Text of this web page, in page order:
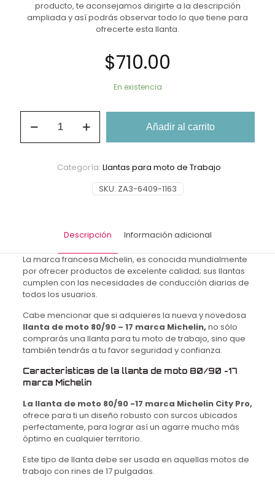
producto, te aconsejamos dirigirte a la descripción
ampliada y así podrás observar todo lo que tiene para
ofrecerte esta llanta.
$710.00
En existencia
Añadir al carrito
SKU: ZA3-6409-1163
Categoría: Llantas para moto de Trabajo
Descripción Información adicional
La marca francesa Michelin, es conocida mundialmente
por ofrecer productos de excelente calidad; sus llantas
cumplen con las necesidades de conducción diarias de
todos los usuarios.
Cabe mencionar que si adquieres la nueva y novedosa
llanta de moto 80/90 – 17 marca Michelin, no sólo
comprarás una llanta para tu moto de trabajo, sino que
también tendrás a tu favor seguridad y confianza.
Características de la llanta de moto 80/90 -17
marca Michelin
La llanta de moto 80/90 -17 marca Michelin City Pro,
ofrece para ti un diseño robusto con surcos ubicados
perfectamente, para lograr así un agarre mucho más
óptimo en cualquier territorio.
Este tipo de llanta debe ser usada en aquellas motos de
trabajo con rines de 17 pulgadas.